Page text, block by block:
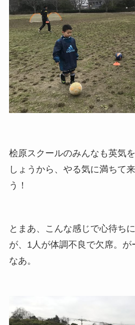
桧原スクールのみんなも英気
しょうから、やる気に満ちて
う！
とまあ、こんな感じで心待ち
が、1人が体調不良で欠席。が
なあ。